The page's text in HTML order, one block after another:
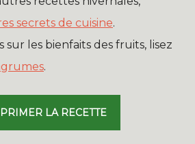
secrets de cuisine.
sur les bienfaits des fruits, lisez
.
LA RECETTE